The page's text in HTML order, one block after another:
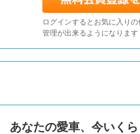
ログインするとお気に入り
管理が出来るようになります
あなたの愛車、今いくら